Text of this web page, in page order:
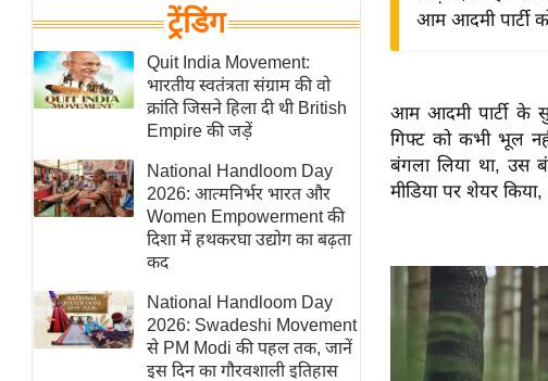
साहित्य जगत
ऑटो वर्ल्ड
न्यूज ब्रीफ
मनोरंजन जगत
बॉलीवुड
हॉलीवुड
फिल्म समीक्षा
Breaking
News
लाइफस्टाइल
टेक्नॉलॉजी
ट्रेंडिंग
Quit India Movement:
भारतीय स्वतंत्रता संग्राम की वो
क्रांति जिसने हिला दी थी British
Empire की जड़ें
National Handloom Day
2026: आत्मनिर्भर भारत और
Women Empowerment की
दिशा में हथकरघा उद्योग का बढ़ता
कद
National Handloom Day
2026: Swadeshi Movement
से PM Modi की पहल तक, जानें
इस दिन का गौरवशाली इतिहास
आम आदमी पार्टी
आम आदमी पार्टी के
गिफ्ट को कभी भूल
बंगला लिया था, उस
मीडिया पर शेयर किया,